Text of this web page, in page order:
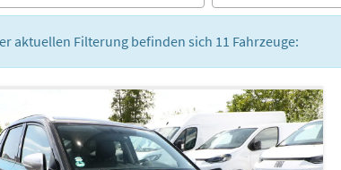
aktuellen Filterung befinden sich 11 Fahrzeuge: